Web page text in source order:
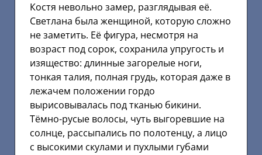
Костя невольно замер, разглядывая её.
Светлана была женщиной, которую сложно
не заметить. Её фигура, несмотря на
возраст под сорок, сохранила упругость и
изящество: длинные загорелые ноги,
тонкая талия, полная грудь, которая даже в
лежачем положении гордо
вырисовывалась под тканью бикини.
Тёмно-русые волосы, чуть выгоревшие на
солнце, рассыпались по полотенцу, а лицо
с высокими скулами и пухлыми губами